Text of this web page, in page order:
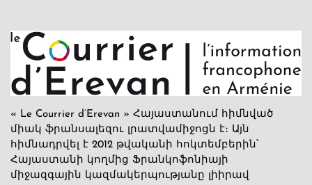
« Le Courrier d’Erevan » Հայաստանում հիմնված
միակ ֆրանսալեզու լրատվամիջոցն է։ Այն
հիմնադրվել է 2012 թվականի հոկտեմբերին՝
Հայաստանի կողմից Ֆրանկոֆոնիայի
միջազգային կազմակերպությանը լիիրավ